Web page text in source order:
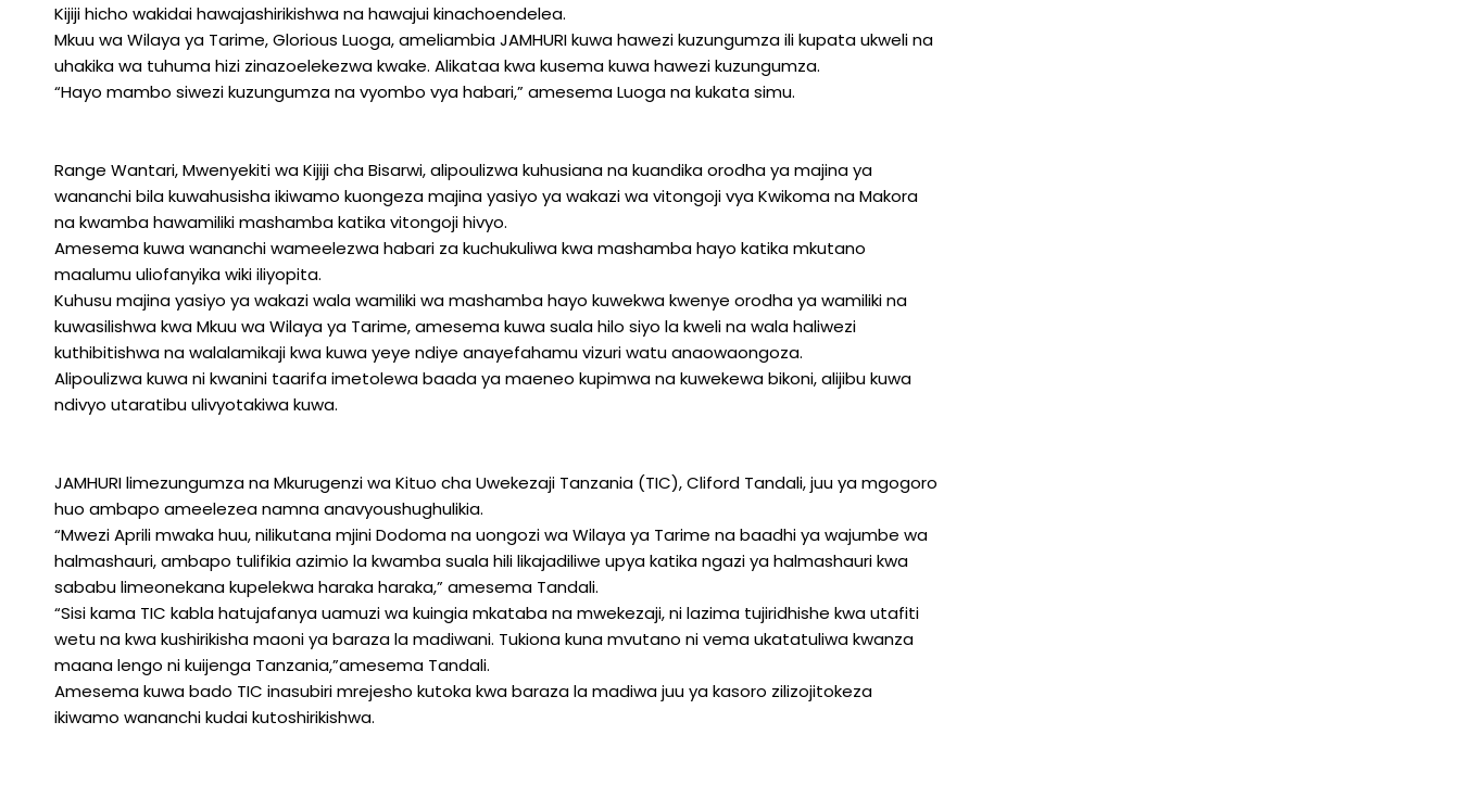
Kijiji hicho wakidai hawajashirikishwa na hawajui kinachoendelea.
Mkuu wa Wilaya ya Tarime, Glorious Luoga, ameliambia JAMHURI kuwa hawezi kuzungumza ili kupata ukweli na
uhakika wa tuhuma hizi zinazoelekezwa kwake. Alikataa kwa kusema kuwa hawezi kuzungumza.
“Hayo mambo siwezi kuzungumza na vyombo vya habari,” amesema Luoga na kukata simu.
Range Wantari, Mwenyekiti wa Kijiji cha Bisarwi, alipoulizwa kuhusiana na kuandika orodha ya majina ya
wananchi bila kuwahusisha ikiwamo kuongeza majina yasiyo ya wakazi wa vitongoji vya Kwikoma na Makora
na kwamba hawamiliki mashamba katika vitongoji hivyo.
Amesema kuwa wananchi wameelezwa habari za kuchukuliwa kwa mashamba hayo katika mkutano
maalumu uliofanyika wiki iliyopita.
Kuhusu majina yasiyo ya wakazi wala wamiliki wa mashamba hayo kuwekwa kwenye orodha ya wamiliki na
kuwasilishwa kwa Mkuu wa Wilaya ya Tarime, amesema kuwa suala hilo siyo la kweli na wala haliwezi
kuthibitishwa na walalamikaji kwa kuwa yeye ndiye anayefahamu vizuri watu anaowaongoza.
Alipoulizwa kuwa ni kwanini taarifa imetolewa baada ya maeneo kupimwa na kuwekewa bikoni, alijibu kuwa
ndivyo utaratibu ulivyotakiwa kuwa.
JAMHURI limezungumza na Mkurugenzi wa Kituo cha Uwekezaji Tanzania (TIC), Cliford Tandali, juu ya mgogoro
huo ambapo ameelezea namna anavyoushughulikia.
“Mwezi Aprili mwaka huu, nilikutana mjini Dodoma na uongozi wa Wilaya ya Tarime na baadhi ya wajumbe wa
halmashauri, ambapo tulifikia azimio la kwamba suala hili likajadiliwe upya katika ngazi ya halmashauri kwa
sababu limeonekana kupelekwa haraka haraka,” amesema Tandali.
“Sisi kama TIC kabla hatujafanya uamuzi wa kuingia mkataba na mwekezaji, ni lazima tujiridhishe kwa utafiti
wetu na kwa kushirikisha maoni ya baraza la madiwani. Tukiona kuna mvutano ni vema ukatatuliwa kwanza
maana lengo ni kuijenga Tanzania,”amesema Tandali.
Amesema kuwa bado TIC inasubiri mrejesho kutoka kwa baraza la madiwa juu ya kasoro zilizojitokeza
ikiwamo wananchi kudai kutoshirikishwa.